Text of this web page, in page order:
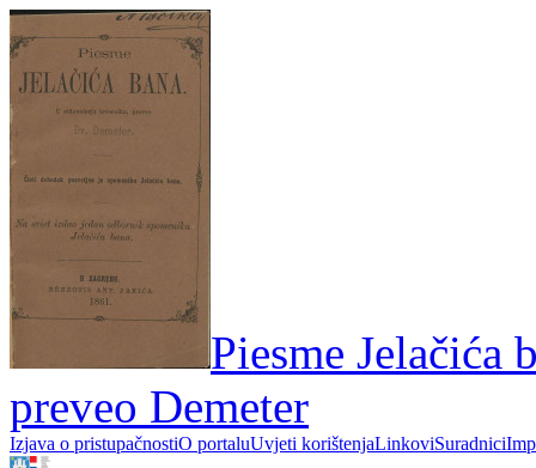
Piesme Jelačića
preveo Demeter
Izjava o pristupačnostiO portaluUvjeti korištenjaLinkoviSuradnici